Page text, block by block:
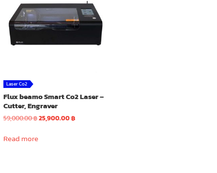
Laser Co2
Flux beamo Smart Co2 Laser –
Cutter, Engraver
59,000.00฿Original
25,900.00฿Current
Read more